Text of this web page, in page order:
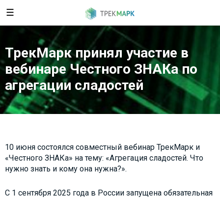
☰
ТрекМарк принял участие в
вебинаре Честного ЗНАКа по
агрегации сладостей
10 июня состоялся совместный вебинар ТрекМарк и
«Честного ЗНАКа» на тему: «Агрегация сладостей. Что
нужно знать и кому она нужна?».
С 1 сентября 2025 года в России запущена обязательная